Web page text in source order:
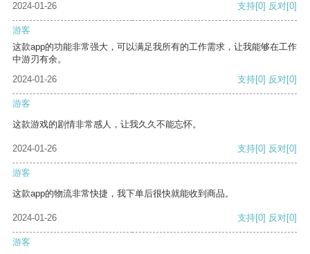
2024-01-26
支持[0] 反对[0]
游客
这款app的功能非常强大，可以满足我所有的工作需求，让我能够在工作
中游刃有余。
2024-01-26
支持[0] 反对[0]
游客
这款游戏的剧情非常感人，让我久久不能忘怀。
2024-01-26 支持[0] 反对[0]
游客
这款app的物流非常快捷，我下单后很快就能收到商品。
2024-01-26 支持[0] 反对[0]
游客